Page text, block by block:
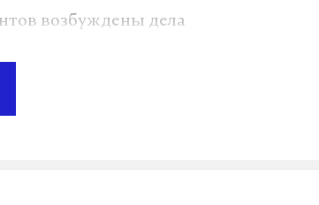
возбуждены дела
федерального округа,